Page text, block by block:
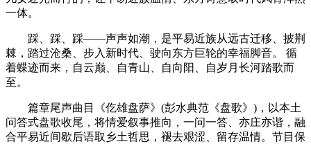
一体。
踩、踩、踩——声声如潮，是平易近族从远古迁移、披荆
棘，踏过沧桑、步入新时代、驶向东方巨轮的幸福脚音。 循
着蝶迹而来，自云巅、自青山、自向阳、自岁月长河踏歌而
至。
篇章尾声曲目《仡雄盘萨》(彭水典范《盘歌》)，以本土
问答式盘歌收尾，将情爱叙事推向，一问一答、亦庄亦谐，融
合平易近间歇后语取乡土哲思，褪去艰涩、留存温情。节目保